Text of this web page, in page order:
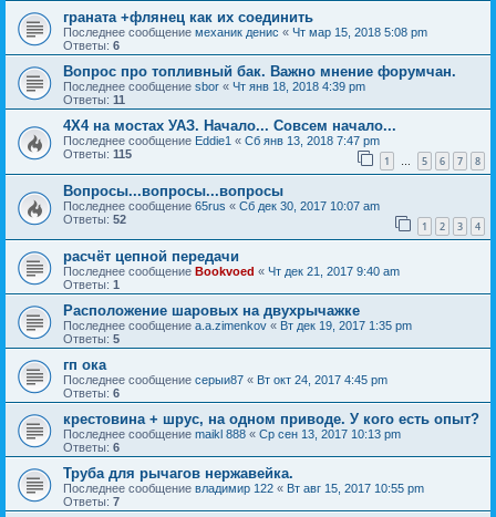
граната +флянец как их соединить
Последнее сообщение механик денис « Чт мар 15, 2018 5:08 pm
Ответы: 6
Вопрос про топливный бак. Важно мнение форумчан.
Последнее сообщение sbor « Чт янв 18, 2018 4:39 pm
Ответы: 11
4Х4 на мостах УАЗ. Начало... Совсем начало...
Последнее сообщение Eddie1 « Сб янв 13, 2018 7:47 pm
Ответы: 115 1 … 5 6 7 8
Вопросы...вопросы...вопросы
Последнее сообщение 65rus « Сб дек 30, 2017 10:07 am
Ответы: 52 1 2 3 4
расчёт цепной передачи
Последнее сообщение Bookvoed « Чт дек 21, 2017 9:40 am
Ответы: 1
Расположение шаровых на двухрычажке
Последнее сообщение a.a.zimenkov « Вт дек 19, 2017 1:35 pm
Ответы: 5
гп ока
Последнее сообщение серыи87 « Вт окт 24, 2017 4:45 pm
Ответы: 6
крестовина + шрус, на одном приводе. У кого есть опыт?
Последнее сообщение maikl 888 « Ср сен 13, 2017 10:13 pm
Ответы: 6
Труба для рычагов нержавейка.
Последнее сообщение владимир 122 « Вт авг 15, 2017 10:55 pm
Ответы: 7